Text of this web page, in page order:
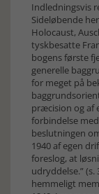
Indledningsvis
Sideløbende
Holocaust,
tyskbesatte
bogens første
generelle
for meget på
præcision og af
forbindelse
beslutningen
1940 af egen
foreslog, at
udryddelse.”
hemmeligt